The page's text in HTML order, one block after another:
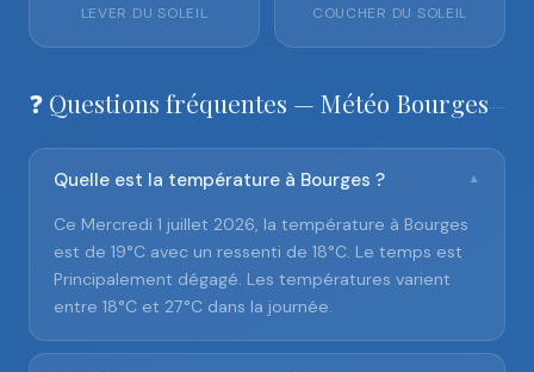
LEVER DU SOLEIL COUCHER DU SOLEIL
❓ Questions fréquentes — Météo Bourges
Quelle est la température à Bourges ? ▼
Ce Mercredi 1 juillet 2026, la température à Bourges
est de 19°C avec un ressenti de 18°C. Le temps est
Principalement dégagé. Les températures varient
entre 18°C et 27°C dans la journée.